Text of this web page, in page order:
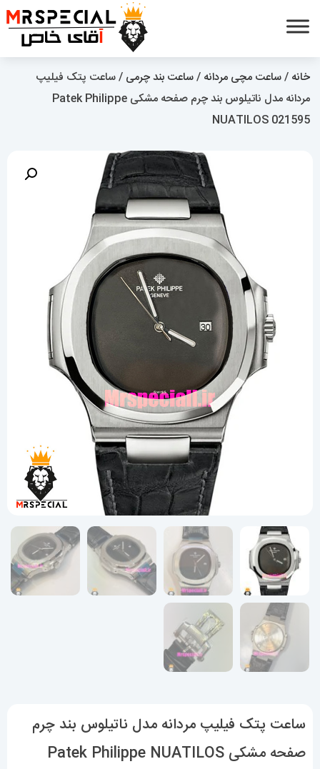
خانه /ساعت مچی مردانه /ساعت بند چرمی / ساعت پتک فیلیپ
مردانه مدل ناتیلوس بند چرم صفحه مشکی Patek Philippe
NUATILOS 021595
ساعت پتک فیلیپ مردانه مدل ناتیلوس بند چرم
صفحه مشکی Patek Philippe NUATILOS